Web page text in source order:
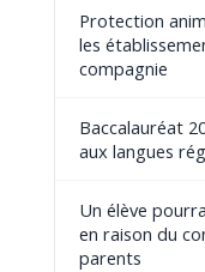
Protection
les
compagnie
Baccalauréat
aux langues
Un élève
en raison du
parents